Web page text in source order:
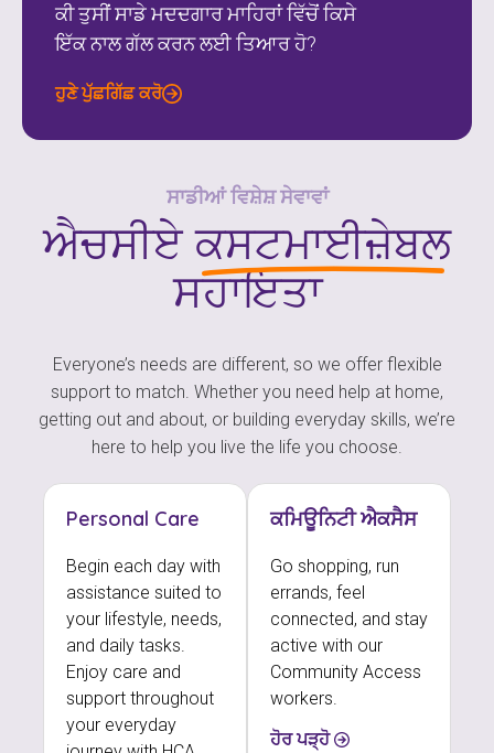
ਕੀ ਤੁਸੀਂ ਸਾਡੇ ਮਦਦਗਾਰ ਮਾਹਿਰਾਂ ਵਿੱਚੋਂ ਕਿਸੇ
ਇੱਕ ਨਾਲ ਗੱਲ ਕਰਨ ਲਈ ਤਿਆਰ ਹੋ?
ਹੁਣੇ ਪੁੱਛਗਿੱਛ ਕਰੋ
ਸਾਡੀਆਂ ਵਿਸ਼ੇਸ਼ ਸੇਵਾਵਾਂ
ਐਚਸੀਏਕਸਟਮਾਈਜ਼ੇਬਲ
ਸਹਾਇਤਾ
Everyone’s needs are different, so we offer flexible
support to match. Whether you need help at home,
getting out and about, or building everyday skills, we’re
here to help you live the life you choose.
Personal Care
Begin each day with
assistance suited to
your lifestyle, needs,
and daily tasks.
Enjoy care and
support throughout
your everyday
ਕਮਿਊਨਿਟੀ ਐਕਸੈਸ
Go shopping, run
errands, feel
connected, and stay
active with our
Community Access
workers.
ਹੋਰ ਪੜ੍ਹੋ